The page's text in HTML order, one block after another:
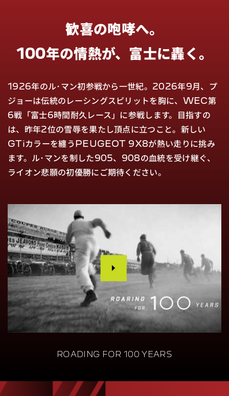
歓喜の咆哮へ。
100年の情熱が、富士に轟く。
1926年のル･マン初参戦から一世紀。 2026年9月、プ
ジョーは伝統のレーシングスピリットを胸に、WEC第
6戦「富士6時間耐久レース」に参戦します。
目指すの
は、昨年2位の雪辱を果たし頂点に立つこと。 新しい
GTiカラーを纏うPEUGEOT 9X8が熱い走りに挑み
ます。 ル･マンを制した905、908の血統を受け継ぐ、
ライオン悲願の初優勝にご期待ください。
ROADING FOR 100 YEARS